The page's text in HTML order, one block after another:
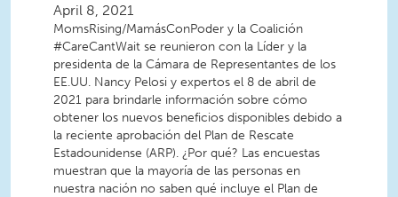
April 8, 2021
MomsRising/MamásConPoder y la Coalición
#CareCantWait se reunieron con la Líder y la
presidenta de la Cámara de Representantes de los
EE.UU. Nancy Pelosi y expertos el 8 de abril de
2021 para brindarle información sobre cómo
obtener los nuevos beneficios disponibles debido a
la reciente aprobación del Plan de Rescate
Estadounidense (ARP). ¿Por qué? Las encuestas
muestran que la mayoría de las personas en
nuestra nación no saben qué incluye el Plan de